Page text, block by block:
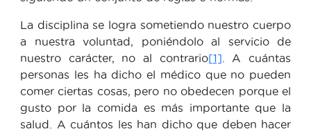
La disciplina se logra sometiendo nuestro cuerpo
a nuestra voluntad, poniéndolo al servicio de
nuestro carácter, no al contrario[1] . A cuántas
personas les ha dicho el médico que no pueden
comer ciertas cosas, pero no obedecen porque el
gusto por la comida es más importante que la
salud. A cuántos les han dicho que deben hacer